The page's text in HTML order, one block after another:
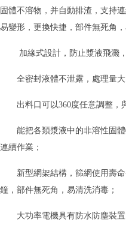
固體不溶物，并自動排渣，支持
易變形，更換快捷，部件無死
加緣式設計，防止漿液飛濺，
全密封液體不泄露，處理量大
出料口可以360度任意調整，
能把各類漿液中的非溶性固體
連續作業；
新型網架結構，篩網使用壽命
鐘，部件無死角，易清洗消毒；
大功率電機具有防水防塵裝置